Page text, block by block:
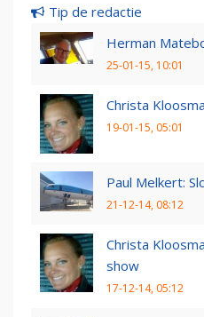
Tip de redactie
Herman
25-01-15, 10:01
Christa
19-01-15, 05:01
Paul Melkert:
21-12-14, 08:12
Christa
show
17-12-14, 05:12